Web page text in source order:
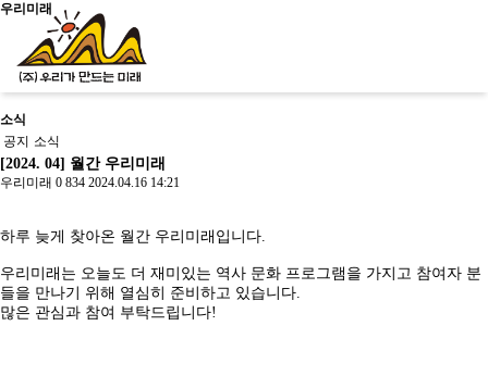
우리미래
신청문의
사이트맵
소개
우리가만드는미래
사업소개
걸어온길
소식
공지
소식
[2024. 04] 월간 우리미래
우리미래 0 834 2024.04.16 14:21
하루 늦게 찾아온 월간 우리미래입니다.
우리미래는 오늘도 더 재미있는 역사 문화 프로그램을 가지고 참여자 분
들을 만나기 위해 열심히 준비하고 있습니다.
많은 관심과 참여 부탁드립니다!